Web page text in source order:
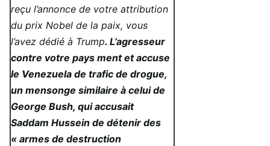
reçu l’annonce de votre attribution
du prix Nobel de la paix, vous
l’avez dédié à Trump. L’agresseur
contre votre pays ment et accuse
le Venezuela de trafic de drogue,
un mensonge similaire à celui de
George Bush, qui accusait
Saddam Hussein de détenir des
« armes de destruction